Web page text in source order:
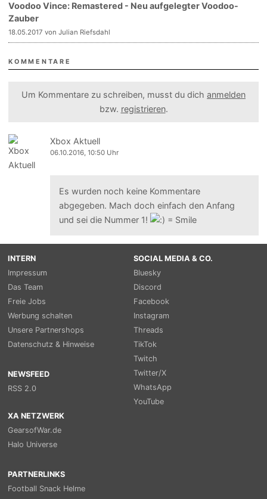
Voodoo Vince: Remastered - Neu aufgelegter Voodoo-
Zauber
18.05.2017 von Julian Riefsdahl
KOMMENTARE
Um Kommentare zu schreiben, musst du dich anmelden
bzw. registrieren.
Xbox Aktuell
06.10.2016, 10:50 Uhr
Es wurden noch keine Kommentare
abgegeben. Mach doch einfach den Anfang
und sei die Nummer 1!
INTERN
Impressum
Das Team
Freie Jobs
Werbung schalten
Unsere Partnershops
Datenschutz & Hinweise
NEWSFEED
RSS 2.0
SOCIAL MEDIA & CO.
Bluesky
Discord
Facebook
Instagram
Threads
TikTok
Twitch
Twitter/X
WhatsApp
YouTube
XA NETZWERK
GearsofWar.de
Halo Universe
PARTNERLINKS
Football Snack Helme